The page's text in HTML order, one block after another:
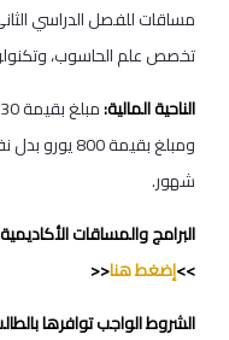
تخصص علم الحاسوب،
الناحية المالية:
ومبلغ بقيمة
شهور.
البرامج والمساقات
>>إضغط هنا<<
الشروط الواجب توافرها